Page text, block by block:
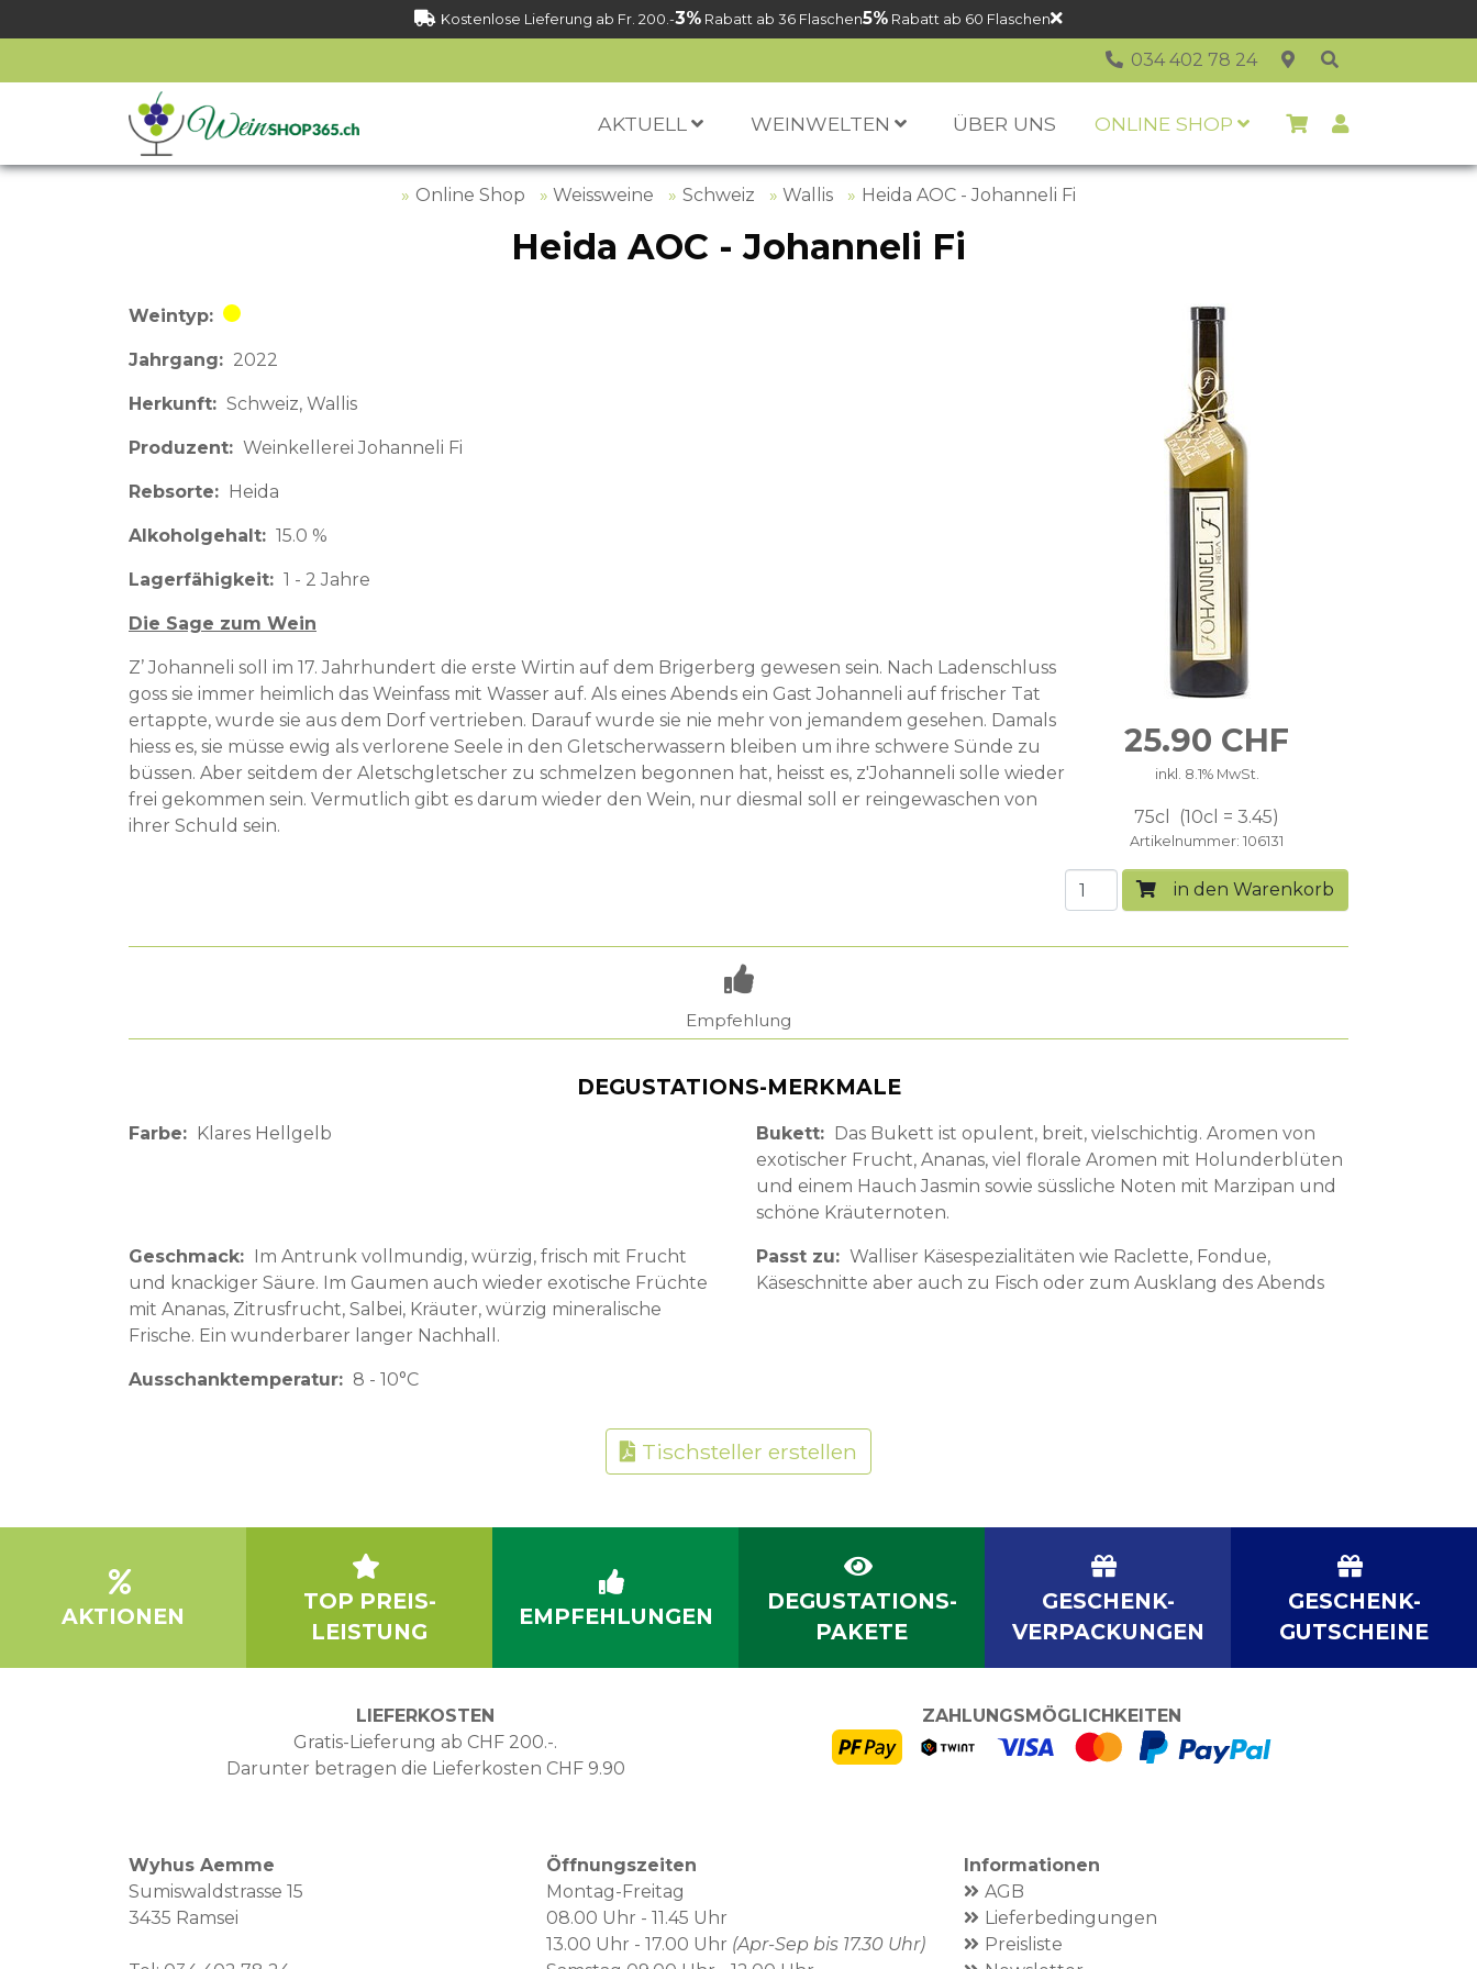
Kostenlose Lieferung ab Fr. 200.-3%Rabatt ab 36 Flaschen5%Rabatt ab 60 Flaschen
034 402 78 24
AKTUELL WEINWELTEN ÜBER UNS ONLINE SHOP
Online Shop Weissweine Schweiz Wallis Heida AOC - Johanneli Fi
Heida AOC - Johanneli Fi
25.90 CHF
inkl. 8.1% MwSt.
75cl 10cl = 3.45
Artikelnummer 106131
in den Warenkorb
Weintyp Weisswein
Jahrgang 2022
Herkunft Schweiz Wallis
Produzent Weinkellerei Johanneli Fi
Rebsorte Heida
Alkoholgehalt 15.0 %
Lagerfähigkeit 1 - 2 Jahre
Die Sage zum Wein
Z’ Johanneli soll im 17. Jahrhundert die erste Wirtin auf dem Brigerberg gewesen sein. Nach Ladenschluss
goss sie immer heimlich das Weinfass mit Wasser auf. Als eines Abends ein Gast Johanneli auf frischer Tat
ertappte, wurde sie aus dem Dorf vertrieben. Darauf wurde sie nie mehr von jemandem gesehen. Damals
hiess es, sie müsse ewig als verlorene Seele in den Gletscherwassern bleiben um ihre schwere Sünde zu
büssen. Aber seitdem der Aletschgletscher zu schmelzen begonnen hat, heisst es, z'Johanneli solle wieder
frei gekommen sein. Vermutlich gibt es darum wieder den Wein, nur diesmal soll er reingewaschen von
ihrer Schuld sein.
Empfehlung
DEGUSTATIONS-MERKMALE
Farbe Klares Hellgelb Bukett
Das Bukett ist opulent, breit, vielschichtig. Aromen von
exotischer Frucht, Ananas, viel florale Aromen mit Holunderblüten
und einem Hauch Jasmin sowie süssliche Noten mit Marzipan und
schöne Kräuternoten.
Geschmack
Im Antrunk vollmundig, würzig, frisch mit Frucht
und knackiger Säure. Im Gaumen auch wieder exotische Früchte
mit Ananas, Zitrusfrucht, Salbei, Kräuter, würzig mineralische
Frische. Ein wunderbarer langer Nachhall.
Passt zu
Walliser Käsespezialitäten wie Raclette, Fondue,
Käseschnitte aber auch zu Fisch oder zum Ausklang des Abends
Ausschanktemperatur 8 - 10°C
Tischsteller erstellen
AKTIONEN
TOP PREIS-
LEISTUNG
EMPFEHLUNGEN
DEGUSTATIONS-
PAKETE
GESCHENK-
VERPACKUNGEN
GESCHENK-
GUTSCHEINE
LIEFERKOSTEN
Gratis-Lieferung ab CHF 200.-.
Darunter betragen die Lieferkosten CHF 9.90
ZAHLUNGSMÖGLICHKEITEN
Wyhus Aemme
Sumiswaldstrasse 15
3435 Ramsei
Öffnungszeiten
Montag-Freitag
08.00 Uhr - 11.45 Uhr
13.00 Uhr - 17.00 Uhr (Apr-Sep bis 17.30 Uhr)
Informationen
AGB
Lieferbedingungen
Preisliste